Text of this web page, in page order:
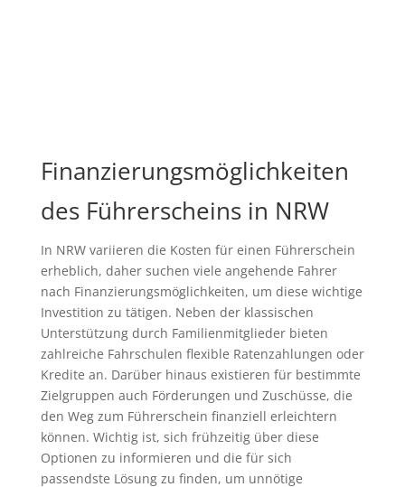
Finanzierungsmöglichkeiten
des Führerscheins in NRW
In NRW variieren die Kosten für einen Führerschein
erheblich, daher suchen viele angehende Fahrer
nach Finanzierungsmöglichkeiten, um diese wichtige
Investition zu tätigen. Neben der klassischen
Unterstützung durch Familienmitglieder bieten
zahlreiche Fahrschulen flexible Ratenzahlungen oder
Kredite an. Darüber hinaus existieren für bestimmte
Zielgruppen auch Förderungen und Zuschüsse, die
den Weg zum Führerschein finanziell erleichtern
können. Wichtig ist, sich frühzeitig über diese
Optionen zu informieren und die für sich
passendste Lösung zu finden, um unnötige